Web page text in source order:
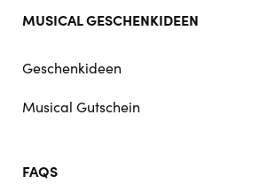
MUSICAL GESCHENKIDEEN
Geschenkideen
Musical Gutschein
FAQS